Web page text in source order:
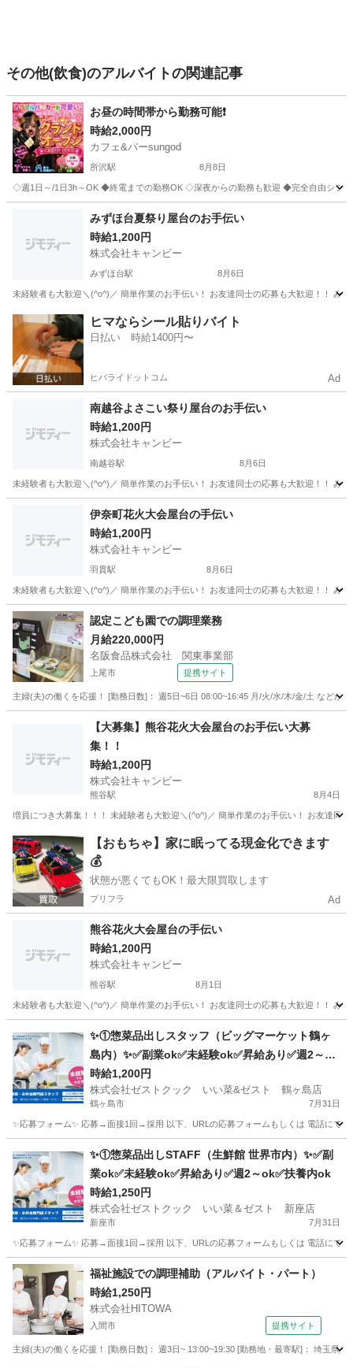
その他(飲食)のアルバイトの関連記事
お昼の時間帯から勤務可能❗️
時給2,000円
カフェ&バーsungod
所沢駅 8月8日
◇週1日～/1日3h～OK ◆終電までの勤務OK ◇深夜からの勤務も歓迎 ◆完全自由シフ
所沢駅 バーテンダー 時給
みずほ台夏祭り屋台のお手伝い
時給1,200円
株式会社キャンビー
みずほ台駅 8月6日
埼玉 富士見市 みずほ台駅 飲食 夏祭り
ヒマならシール貼りバイト
日払い 時給1400円〜
ヒバライドットコム Ad
南越谷よさこい祭り屋台のお手伝い
時給1,200円
株式会社キャンビー
南越谷駅 8月6日
南越谷駅 飲食 屋台
伊奈町花火大会屋台の手伝い
時給1,200円
株式会社キャンビー
羽貫駅 8月6日
埼玉 北足立郡 羽貫駅 飲食 花火大会
認定こども園での調理業務
月給220,000円
名阪食品株式会社 関東事業部
上尾市 提携サイト
主婦(夫)の働くを応援！ [勤務日数]： 週5日~6日 08:00~16:45 月/火/水/木/金/土 など
キッチン
【大募集】熊谷花火大会屋台のお手伝い大募
集！！
時給1,200円
株式会社キャンビー
熊谷駅 8月4日
埼玉 熊谷市 熊谷駅 飲食 屋台
【おもちゃ】家に眠ってる現金化できます
💰
状態が悪くてもOK！最大限買取します
プリフラ Ad
熊谷花火大会屋台の手伝い
時給1,200円
株式会社キャンビー
熊谷駅 8月1日
熊谷駅 飲食 屋台
✨①惣菜品出しスタッフ（ビッグマーケット鶴ヶ
島内）✨✅副業ok✅未経験ok✅昇給あり✅週2～ok
✅扶養内ok
時給1,200円
株式会社ゼストクック いい菜&ゼスト 鶴ヶ島店
鶴ヶ島市 7月31日
✨応募フォーム✨ 応募→面接1回→採用 以下、URLの応募フォームもしくは 電話にて
キッチン
✨①惣菜品出しSTAFF（生鮮館 世界市内）✨✅副
業ok✅未経験ok✅昇給あり✅週2～ok✅扶養内ok
時給1,250円
株式会社ゼストクック いい菜＆ゼスト 新座店
新座市 7月31日
✨応募フォーム✨ 応募→面接1回→採用 以下、URLの応募フォームもしくは 電話にて
埼玉 新座市 キッチン スタッフ
福祉施設での調理補助（アルバイト・パート）
時給1,250円
株式会社HITOWA
入間市 提携サイト
主婦(夫)の働くを応援！ [勤務日数]： 週3日~ 13:00~19:30 [勤務地・最寄駅]： 埼玉県